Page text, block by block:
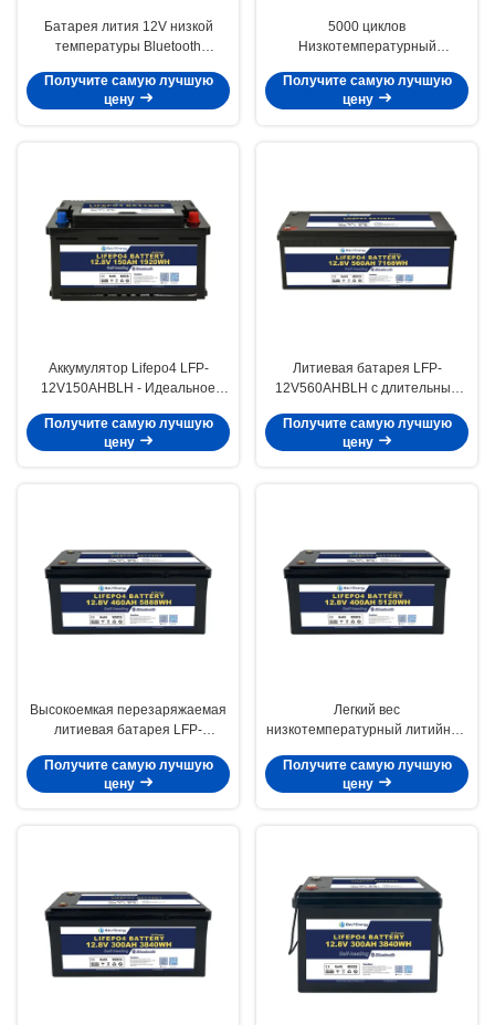
Батарея лития 12V низкой
температуры Bluetooth
перезаряжаемые
Получите самую лучшую
цену
5000 циклов
Низкотемпературный
12V180AHBLH LiFePO4 для
долговременного питания
Получите самую лучшую
цену
Аккумулятор Lifepo4 LFP-
12V150AHBLH - Идеальное
портативности
Получите самую лучшую
цену
Литиевая батарея LFP-
12V560AHBLH с длительным
температурой, при токе
разряда 100A, с 5000 циклами
Получите самую лучшую
цену
Высокоемкая перезаряжаемая
литиевая батарея LFP-
и током разряда 200A
Получите самую лучшую
цену
Легкий вес
низкотемпературный литийный
Получите самую лучшую
цену